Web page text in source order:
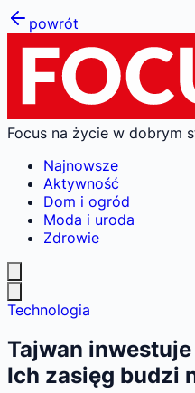
powrót
Focus na życie w dobrym
Najnowsze
Aktywność
Dom i ogród
Moda i uroda
Zdrowie
Technologia
Tajwan
Ich zasięg budzi